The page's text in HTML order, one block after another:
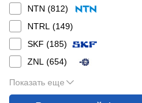
NTN (812)
NTRL (149)
SKF (185)
ZNL (654)
Показать еще